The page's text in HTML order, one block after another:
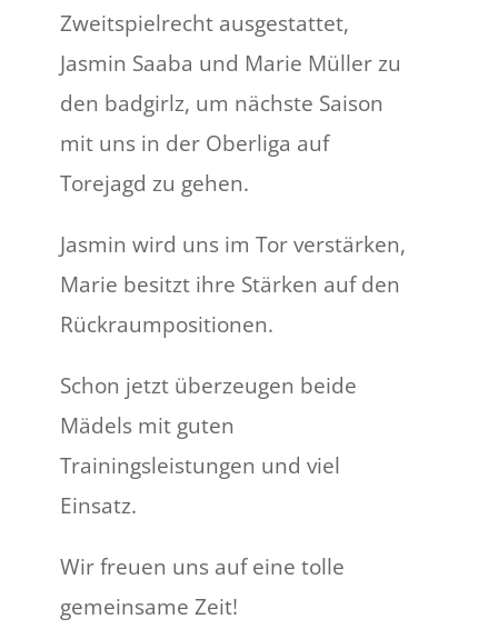
Zweitspielrecht ausgestattet,
Jasmin Saaba und Marie Müller zu
den badgirlz, um nächste Saison
mit uns in der Oberliga auf
Torejagd zu gehen.
Jasmin wird uns im Tor verstärken,
Marie besitzt ihre Stärken auf den
Rückraumpositionen.
Schon jetzt überzeugen beide
Mädels mit guten
Trainingsleistungen und viel
Einsatz.
Wir freuen uns auf eine tolle
gemeinsame Zeit!